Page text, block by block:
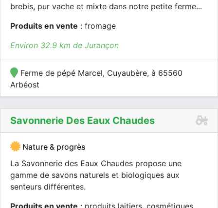
brebis, pur vache et mixte dans notre petite ferme...
Produits en vente : fromage
Environ 32.9 km de Jurançon
Ferme de pépé Marcel, Cuyaubère, à 65560
Arbéost
Savonnerie Des Eaux Chaudes
Nature & progrès
La Savonnerie des Eaux Chaudes propose une
gamme de savons naturels et biologiques aux
senteurs différentes.
Produits en vente : produits laitiers, cosmétiques,